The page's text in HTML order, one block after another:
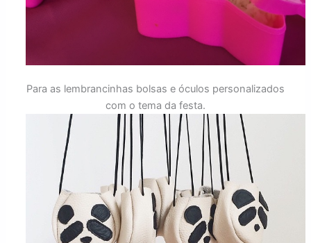
Para as lembrancinhas bolsas e óculos personalizados
com o tema da festa.